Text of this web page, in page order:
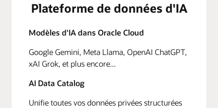
Plateforme de données d'IA
Modèles d'IA dans Oracle Cloud
Google Gemini, Meta Llama, OpenAI ChatGPT,
xAI Grok, et plus encore...
AI Data Catalog
Unifie toutes vos données privées structurées